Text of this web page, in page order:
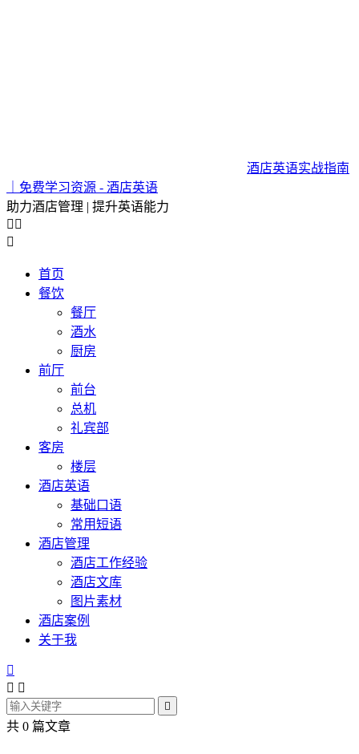
酒店英语实战指南
｜免费学习资源 - 酒店英语
助力酒店管理 | 提升英语能力
 

首页
餐饮
餐厅
酒水
厨房
前厅
前台
总机
礼宾部
客房
楼层
酒店英语
基础口语
常用短语
酒店管理
酒店工作经验
酒店文库
图片素材
酒店案例
关于我

 

共 0 篇文章